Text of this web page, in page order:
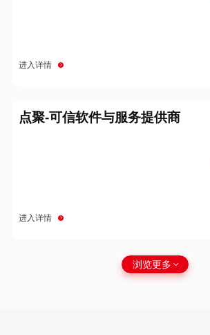
进入详情
点聚-可信软件与服务提供商
进入详情
浏览更多